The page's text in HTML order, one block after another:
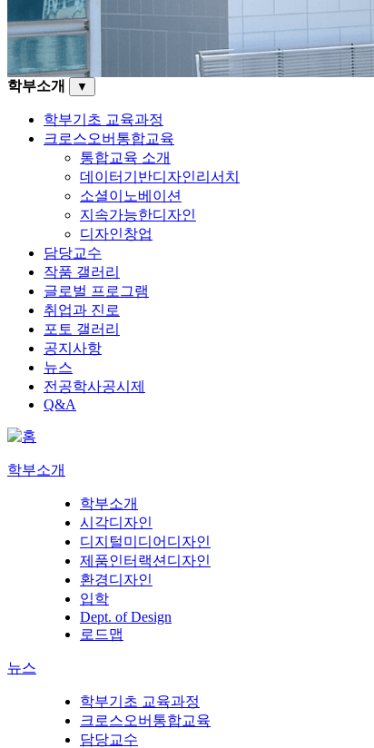
학부소개 ▼
학부기초 교육과정
크로스오버통합교육
통합교육 소개
데이터기반디자인리서치
소셜이노베이션
지속가능한디자인
디자인창업
담당교수
작품 갤러리
글로벌 프로그램
취업과 진로
포토 갤러리
공지사항
뉴스
전공학사공시제
Q&A
학부소개
학부소개
시각디자인
디지털미디어디자인
제품인터랙션디자인
환경디자인
입학
Dept. of Design
로드맵
뉴스
학부기초 교육과정
크로스오버통합교육
담당교수